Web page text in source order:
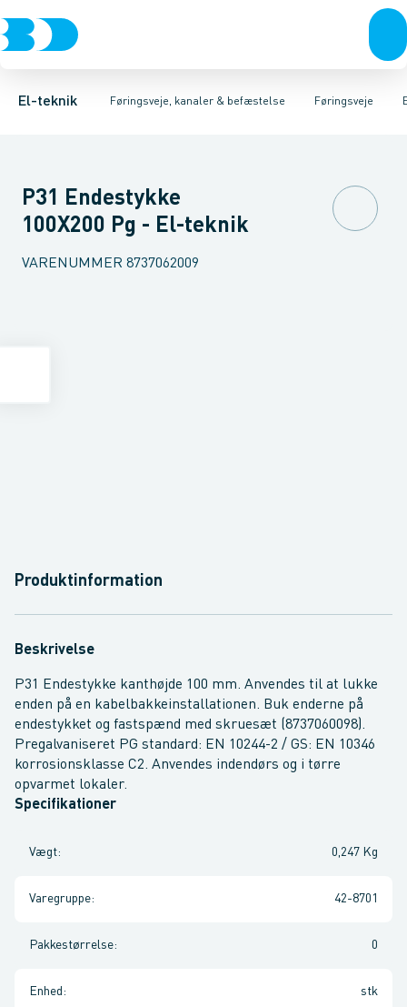
El-teknik Føringsveje, kanaler & befæstelse
Afbrydere, stikkontakter & lampeudtagForgreningsmateriel
Føringsveje
Føringsveje Installationskanaler for gulvInstallationskanaler
Gitterbakke Endestykke til kabelbakkeMontageplade til
P31 Endestykke
100X200 Pg - El-teknik
VARENUMMER 8737062009
Produktinformation
Beskrivelse
P31 Endestykke kanthøjde 100 mm. Anvendes til at lukke
enden på en kabelbakkeinstallationen. Buk enderne på
endestykket og fastspænd med skruesæt (8737060098).
Pregalvaniseret PG standard: EN 10244-2 / GS: EN 10346
korrosionsklasse C2. Anvendes indendørs og i tørre
opvarmet lokaler.
Specifikationer
Vægt: 0,247 Kg
Varegruppe: 42-8701
Pakkestørrelse: 0
Enhed : stk